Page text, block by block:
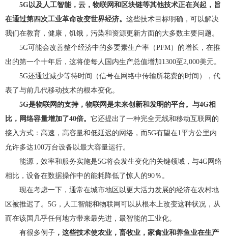
5G以及人工智能，云，物联网和区块链等其他技术正在兴起，旨
在通过第四次工业革命改变世界经济。 这些技术目标明确，可以解决
我们在教育，健康，饥饿，污染和资源更新方面的大多数主要问题。
5G可能会改善整个经济中的多要素生产率（PFM）的增长，在推
出的第一个十年后，这将使每人国内生产总值增加1300至2,000美元。
5G还通过减少等待时间（信号在网络中传输所花费的时间），代
表了与前几代移动技术的根本变化。
5G是物联网的支持，物联网是未来创新和发明的平台。与4G相
比，网络容量增加了40倍。 它还提出了一种完全无线和移动互联网的
接入方式：高速，高容量和低延迟的网络，而5G有望在1平方公里内
允许多达100万台设备以最大容量运行。
能源，效率和服务实施是5G将会发生变化的关键领域，与4G网络
相比，设备在数据操作中的能耗降低了惊人的90％。
现在考虑一下，通常在城市地区以更大活力发展的经济在农村地
区被推迟了。5G，人工智能和物联网可以从根本上改变这种状况，从
而在该国几乎任何地方带来最先进，最智能的工业化。
有很多例子 ，这些技术使农业，畜牧业，家禽业和养鱼业在生产